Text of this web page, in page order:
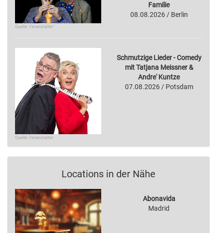
Quelle: Veranstalter
Familie
08.08.2026 / Berlin
Quelle: Veranstalter
Schmutzige Lieder - Comedy
mit Tatjana Meissner &
Andre' Kuntze
07.08.2026 / Potsdam
Locations in der Nähe
Abonavida
Madrid